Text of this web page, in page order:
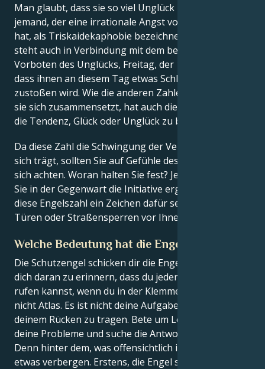
Man glaubt, dass sie so viel Unglück bringt, dass
jemand, der eine irrationale Angst vor dieser Zahl
hat, als Triskaidekaphobie bezeichnet wird. Die Zahl
steht auch in Verbindung mit dem berüchtigten
Vorboten des Unglücks, Freitag, der 13. Sie glauben,
dass ihnen an diesem Tag etwas Schlimmes
zustoßen wird. Wie die anderen Zahlen, aus denen
sie sich zusammensetzt, hat auch die Engelszahl 131
die Tendenz, Glück oder Unglück zu bringen.
Da diese Zahl die Schwingung der Veränderung in
sich trägt, sollten Sie auf Gefühle des Widerstands in
sich achten. Woran halten Sie fest? Je nachdem, wie
Sie in der Gegenwart die Initiative ergreifen, kann
diese Engelszahl ein Zeichen dafür sein, dass offene
Türen oder Straßensperren vor Ihnen liegen.
Welche Bedeutung hat die Engelszahl 131?
Die Schutzengel schicken dir die Engelszahl 131, um
dich daran zu erinnern, dass du jederzeit um Hilfe
rufen kannst, wenn du in der Klemme steckst. Du bist
nicht Atlas. Es ist nicht deine Aufgabe, die Welt auf
deinem Rücken zu tragen. Bete um Lösungen für
deine Probleme und suche die Antworten Gottes.
Denn hinter dem, was offensichtlich ist, kann sich
etwas verbergen. Erstens, die Engel sagen, dass du